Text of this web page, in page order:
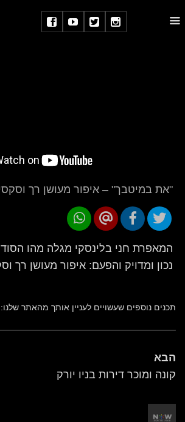
"את במיטבך" – איפור מעושן רך
המאפרת חני בלינסקי מגלה מהו
נכון ומדויק והפעם: איפור מעושן רך
תכנים נוספים שעשויים לעניין אותך מהאתר שלנו:
הבא
קונה ומוכר דירות בניו יורק